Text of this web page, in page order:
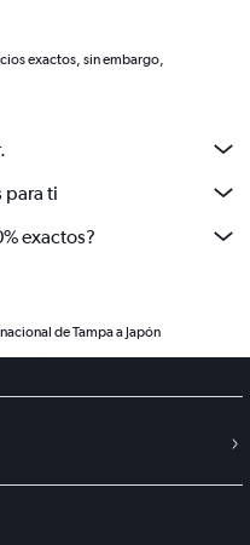
exactos, sin embargo,
para ti
exactos?
de Tampa a Japón